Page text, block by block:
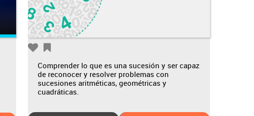
Comprender lo que es una sucesión y ser capaz
de reconocer y resolver problemas con
sucesiones aritméticas, geométricas y
cuadráticas.